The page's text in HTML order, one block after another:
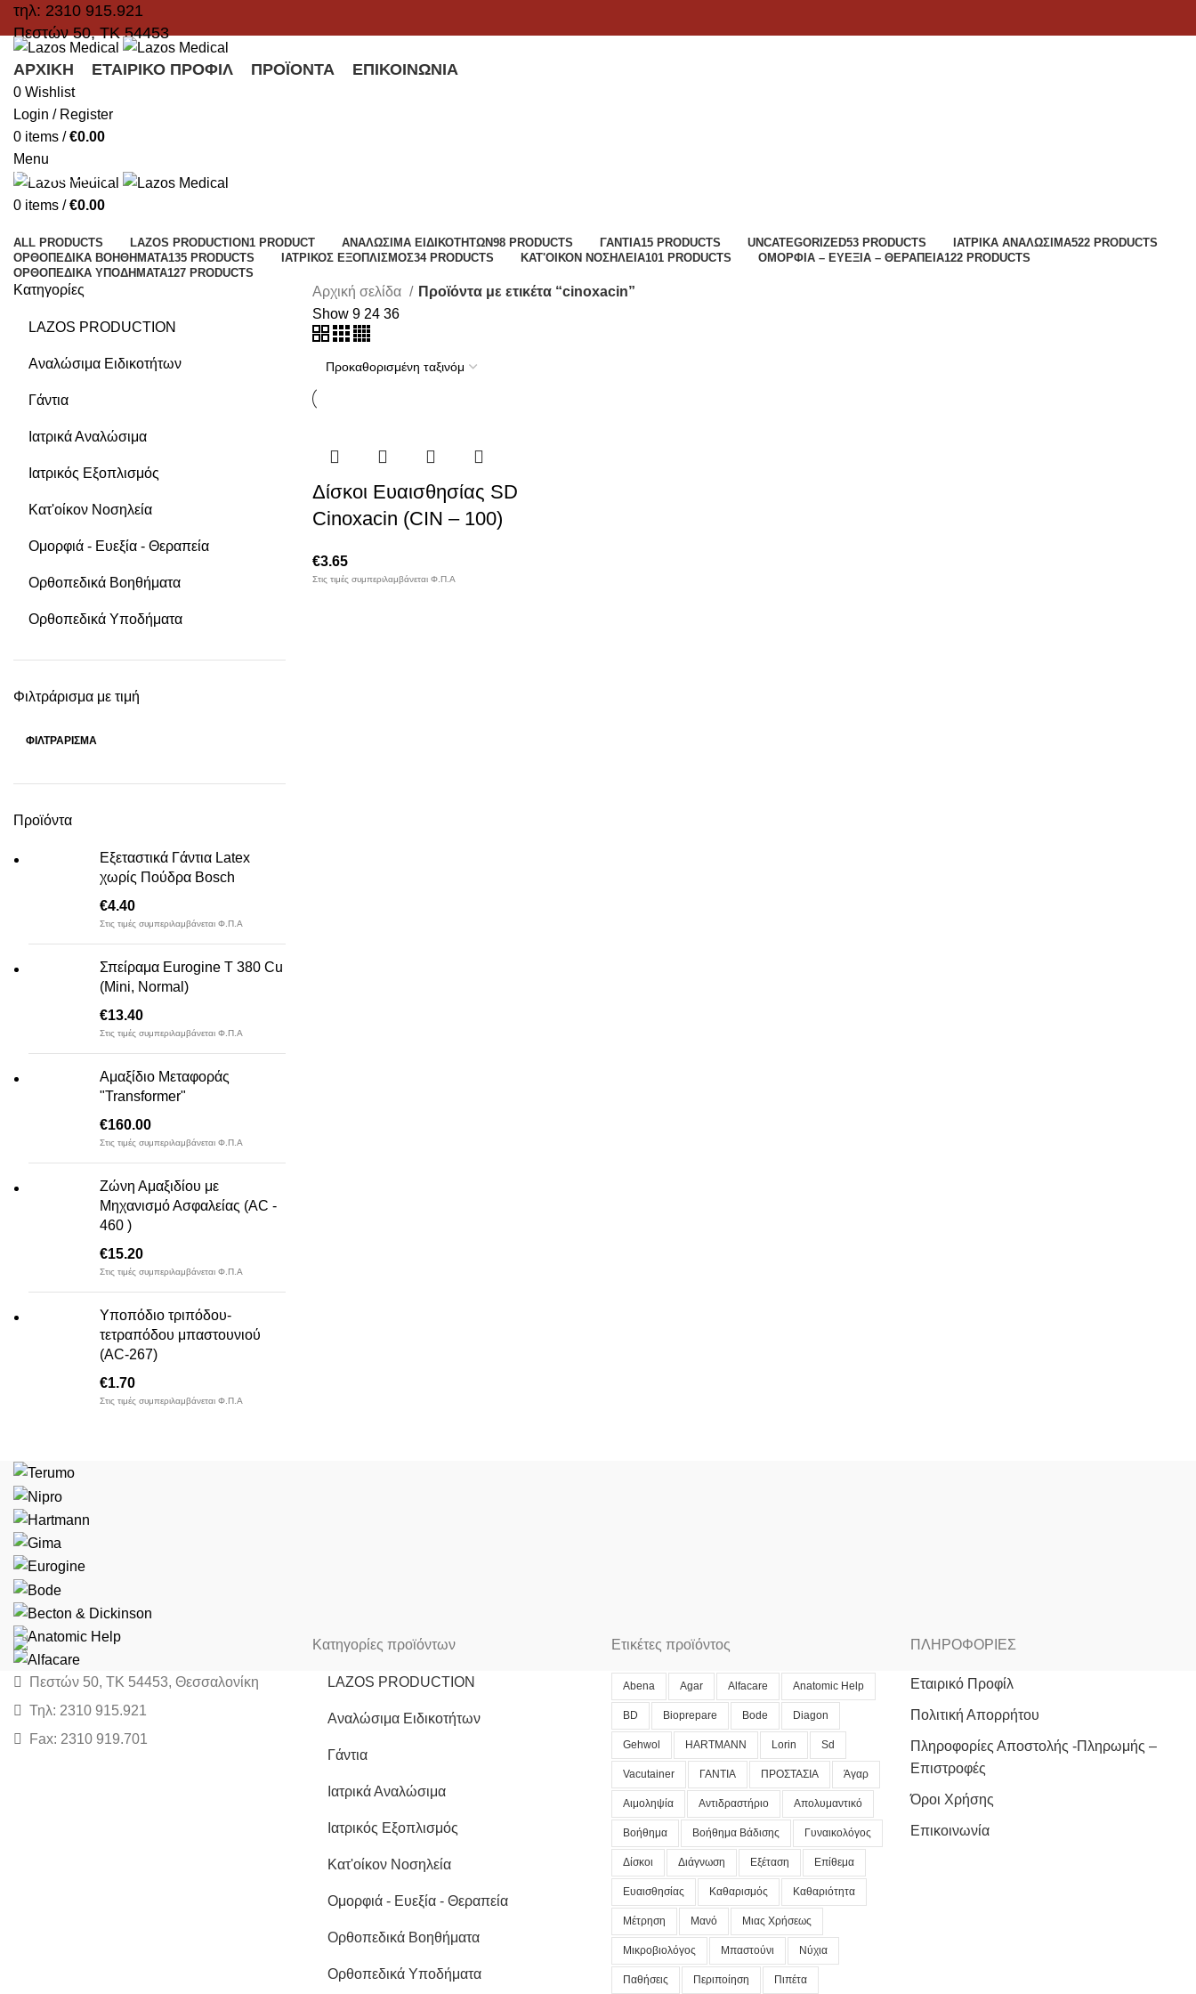
τηλ: 2310 915.921
Πεστών 50, ΤΚ 54453
ΑΡΧΙΚΉ ΕΤΑΙΡΙΚΌ ΠΡΟΦΊΛ ΠΡΟΪΌΝΤΑ ΕΠΙΚΟΙΝΩΝΊΑ
0 Wishlist
Login / Register
0 items / €0.00
Menu
0 items / €0.00
cinoxacin
ALL PRODUCTS LAZOS PRODUCTION1 PRODUCT ΑΝΑΛΏΣΙΜΑ ΕΙΔΙΚΟΤΉΤΩΝ98 PRODUCTS ΓΆΝΤΙΑ15 PRODUCTS UNCATEGORIZED53 PRODUCTS ΙΑΤΡΙΚΆ ΑΝΑΛΏΣΙΜΑ522 PRODUCTS
ΟΡΘΟΠΕΔΙΚΆ ΒΟΗΘΉΜΑΤΑ135 PRODUCTS ΙΑΤΡΙΚΌΣ ΕΞΟΠΛΙΣΜΌΣ34 PRODUCTS ΚΑΤ'ΟΊΚΟΝ ΝΟΣΗΛΕΊΑ101 PRODUCTS ΟΜΟΡΦΙΆ – ΕΥΕΞΊΑ – ΘΕΡΑΠΕΊΑ122 PRODUCTS
ΟΡΘΟΠΕΔΙΚΆ ΥΠΟΔΉΜΑΤΑ127 PRODUCTS
Κατηγορίες
LAZOS PRODUCTION
Αναλώσιμα Ειδικοτήτων
Γάντια
Ιατρικά Αναλώσιμα
Ιατρικός Εξοπλισμός
Κατ'οίκον Νοσηλεία
Ομορφιά - Ευεξία - Θεραπεία
Ορθοπεδικά Βοηθήματα
Ορθοπεδικά Υποδήματα
Φιλτράρισμα με τιμή
ΦΙΛΤΡΆΡΙΣΜΑ
Προϊόντα
Εξεταστικά Γάντια Latex
χωρίς Πούδρα Bosch
€4.40
Στις τιμές συμπεριλαμβάνεται Φ.Π.Α
Σπείραμα Eurogine Τ 380 Cu
(Mini, Normal)
€13.40
Στις τιμές συμπεριλαμβάνεται Φ.Π.Α
Αμαξίδιο Μεταφοράς
"Transformer"
€160.00
Στις τιμές συμπεριλαμβάνεται Φ.Π.Α
Ζώνη Αμαξιδίου με
Μηχανισμό Ασφαλείας (AC -
460 )
€15.20
Στις τιμές συμπεριλαμβάνεται Φ.Π.Α
Υποπόδιο τριπόδου-
τετραπόδου μπαστουνιού
(AC-267)
€1.70
Στις τιμές συμπεριλαμβάνεται Φ.Π.Α
Αρχική σελίδα
Προϊόντα με ετικέτα “cinoxacin”
Show 9 24 36
Δίσκοι Ευαισθησίας SD
Cinoxacin (CIN – 100)
€3.65
Στις τιμές συμπεριλαμβάνεται Φ.Π.Α
Πεστών 50, ΤΚ 54453, Θεσσαλονίκη
Τηλ: 2310 915.921
Fax: 2310 919.701
Κατηγορίες προϊόντων
LAZOS PRODUCTION
Αναλώσιμα Ειδικοτήτων
Γάντια
Ιατρικά Αναλώσιμα
Ιατρικός Εξοπλισμός
Κατ'οίκον Νοσηλεία
Ομορφιά - Ευεξία - Θεραπεία
Ορθοπεδικά Βοηθήματα
Ορθοπεδικά Υποδήματα
Ετικέτες προϊόντος
Abena Agar Alfacare Anatomic Help
BD Bioprepare Bode Diagon
Gehwol HARTMANN Lorin Sd
Vacutainer ΓΑΝΤΙΑ ΠΡΟΣΤΑΣΙΑ Άγαρ
Αιμοληψία Αντιδραστήριο Απολυμαντικό
Βοήθημα Βοήθημα Βάδισης Γυναικολόγος
Δίσκοι Διάγνωση Εξέταση Επίθεμα
Ευαισθησίας Καθαρισμός Καθαριότητα
Μέτρηση Μανό Μιας Χρήσεως
Μικροβιολόγος Μπαστούνι Νύχια
Παθήσεις Περιποίηση Πιπέτα
ΠΛΗΡΟΦΟΡΙΕΣ
Εταιρικό Προφίλ
Πολιτική Απορρήτου
Πληροφορίες Αποστολής -Πληρωμής –
Επιστροφές
Όροι Χρήσης
Επικοινωνία